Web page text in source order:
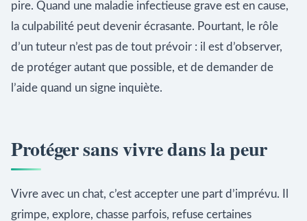
pire. Quand une maladie infectieuse grave est en cause,
la culpabilité peut devenir écrasante. Pourtant, le rôle
d’un tuteur n’est pas de tout prévoir : il est d’observer,
de protéger autant que possible, et de demander de
l’aide quand un signe inquiète.
Protéger sans vivre dans la peur
Vivre avec un chat, c’est accepter une part d’imprévu. Il
grimpe, explore, chasse parfois, refuse certaines